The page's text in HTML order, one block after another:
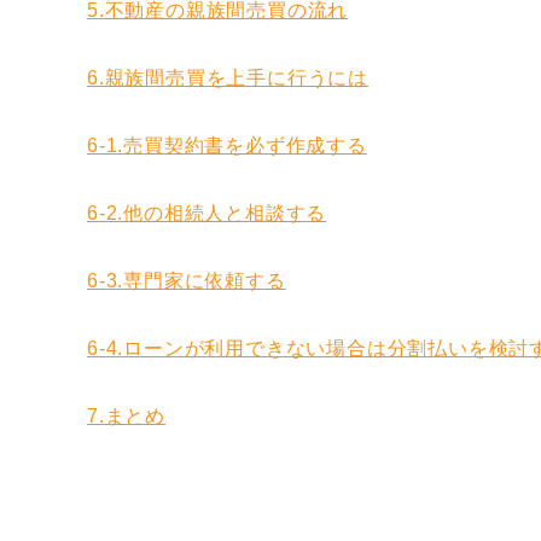
5.不動産の親族間売買の流れ
6.親族間売買を上手に行うには
6-1.売買契約書を必ず作成する
6-2.他の相続人と相談する
6-3.専門家に依頼する
6-4.ローンが利用できない場合は分割払いを検討
7.まとめ